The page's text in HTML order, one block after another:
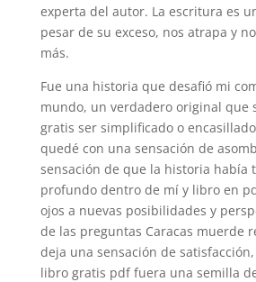
experta del autor. La escritura es
pesar de su exceso, nos atrapa y
más.
Fue una historia que desafió mi
mundo, un verdadero original que
gratis ser simplificado o
quedé con una sensación de
sensación de que la historia había
profundo dentro de mí y libro en
ojos a nuevas posibilidades y
de las preguntas Caracas muerde
deja una sensación de
libro gratis pdf fuera una semilla